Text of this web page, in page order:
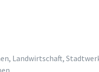
Landwirtschaft,